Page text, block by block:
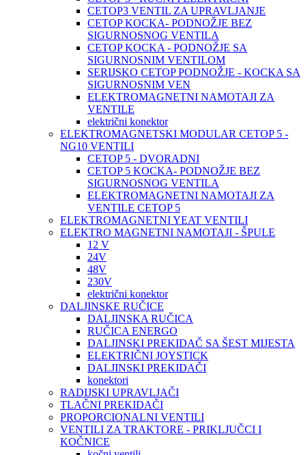
CETOP3 VENTIL ZA UPRAVLJANJE
CETOP KOCKA- PODNOŽJE BEZ
SIGURNOSNOG VENTILA
CETOP KOCKA - PODNOŽJE SA
SIGURNOSNIM VENTILOM
SERIJSKO CETOP PODNOŽJE - KOCKA SA
SIGURNOSNIM VEN
ELEKTROMAGNETNI NAMOTAJI ZA
VENTILE
električni konektor
ELEKTROMAGNETSKI MODULAR CETOP 5 -
NG10 VENTILI
CETOP 5 - DVORADNI
CETOP 5 KOCKA- PODNOŽJE BEZ
SIGURNOSNOG VENTILA
ELEKTROMAGNETNI NAMOTAJI ZA
VENTILE CETOP 5
ELEKTROMAGNETNI YEAT VENTILI
ELEKTRO MAGNETNI NAMOTAJI - ŠPULE
12 V
24V
48V
230V
električni konektor
DALJINSKE RUČICE
DALJINSKA RUČICA
RUČICA ENERGO
DALJINSKI PREKIDAČ SA ŠEST MIJESTA
ELEKTRIČNI JOYSTICK
DALJINSKI PREKIDAČI
konektori
RADIJSKI UPRAVLJAČI
TLAČNI PREKIDAČI
PROPORCIONALNI VENTILI
VENTILI ZA TRAKTORE - PRIKLJUČCI I
KOČNICE